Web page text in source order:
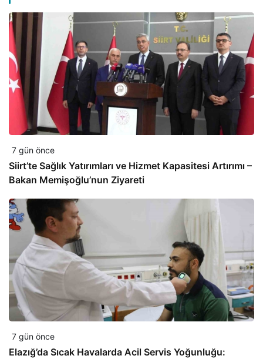
7 gün önce
Siirt’te Sağlık Yatırımları ve Hizmet Kapasitesi Artırımı –
Bakan Memişoğlu’nun Ziyareti
7 gün önce
Elazığ’da Sıcak Havalarda Acil Servis Yoğunluğu: